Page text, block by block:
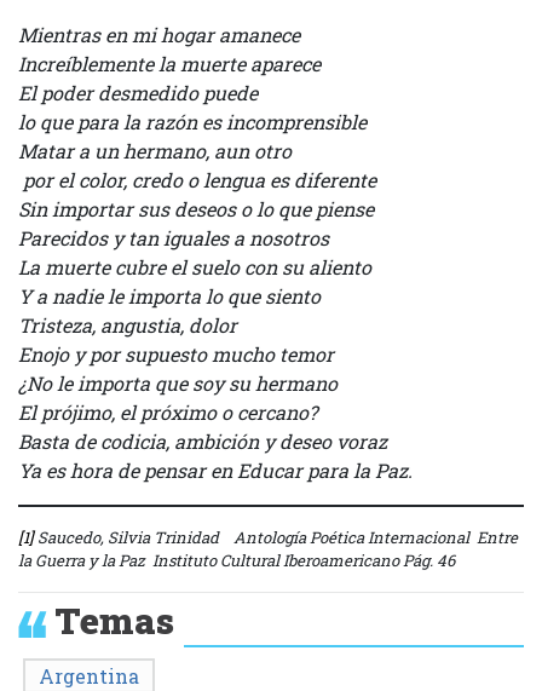
Mientras en mi hogar amanece
Increíblemente la muerte aparece
El poder desmedido puede
lo que para la razón es incomprensible
Matar a un hermano, aun otro
por el color, credo o lengua es diferente
Sin importar sus deseos o lo que piense
Parecidos y tan iguales a nosotros
La muerte cubre el suelo con su aliento
Y a nadie le importa lo que siento
Tristeza, angustia, dolor
Enojo y por supuesto mucho temor
¿No le importa que soy su hermano
El prójimo, el próximo o cercano?
Basta de codicia, ambición y deseo voraz
Ya es hora de pensar en Educar para la Paz.
[1]Saucedo, Silvia Trinidad Antología Poética Internacional Entre
la Guerra y la Paz Instituto Cultural Iberoamericano Pág. 46
Temas
Argentina